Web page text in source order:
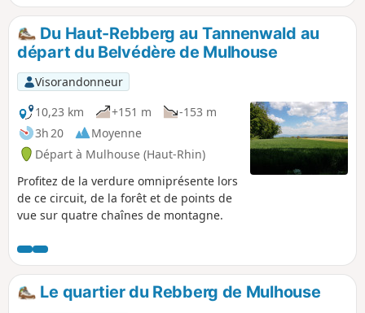
Du Haut-Rebberg au Tannenwald au
départ du Belvédère de Mulhouse
Visorandonneur
10,23 km
+151 m
-153 m
3h 20
Moyenne
Départ à Mulhouse (Haut-Rhin)
Profitez de la verdure omniprésente lors
de ce circuit, de la forêt et de points de
vue sur quatre chaînes de montagne.
Le quartier du Rebberg de Mulhouse